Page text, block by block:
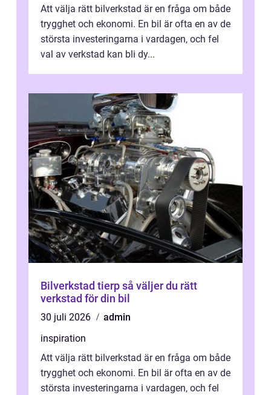
Att välja rätt bilverkstad är en fråga om både
trygghet och ekonomi. En bil är ofta en av de
största investeringarna i vardagen, och fel
val av verkstad kan bli dy...
Bilverkstad tierp så väljer du rätt
verkstad för din bil
30 juli 2026
admin
inspiration
Att välja rätt bilverkstad är en fråga om både
trygghet och ekonomi. En bil är ofta en av de
största investeringarna i vardagen, och fel